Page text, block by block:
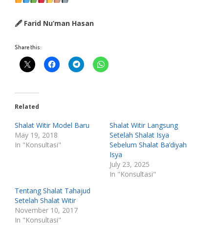
🖋 Farid Nu’man Hasan
Share this:
Related
Shalat Witir Model Baru
May 19, 2018
In "Konsultasi"
Shalat Witir Langsung
Setelah Shalat Isya
Sebelum Shalat Ba’diyah
Isya
July 23, 2025
In "Konsultasi"
Tentang Shalat Tahajud
Setelah Shalat Witir
November 10, 2017
In "Konsultasi"